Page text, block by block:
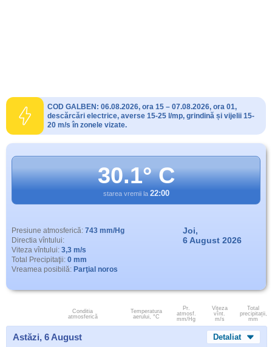
COD GALBEN: 06.08.2026, ora 15 – 07.08.2026, ora 01,
descărcări electrice, averse 15-25 l/mp, grindină și vijelii 15-
20 m/s în zonele vizate.
30.1° C
starea vremii la 22:00
Presiune atmosferică: 743 mm/Hg
Directia vîntului:
Viteza vîntului: 3,3 m/s
Total Precipitaţii: 0 mm
Vreamea posibilă: Parţial noros
Joi,
6 August 2026
Conditia
atmosferică
Temperatura
aerului, °C
Pr.
atmosf.
mm/Hg
Viteza
vînt.
m/s
Total
precipitații,
mm
Astăzi, 6 August Detaliat